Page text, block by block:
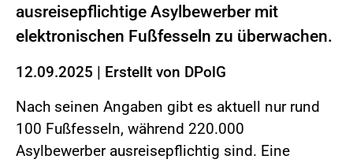
ausreisepflichtige Asylbewerber mit
elektronischen Fußfesseln zu überwachen.
12.09.2025 | Erstellt von DPolG
Nach seinen Angaben gibt es aktuell nur rund
100 Fußfesseln, während 220.000
Asylbewerber ausreisepflichtig sind. Eine